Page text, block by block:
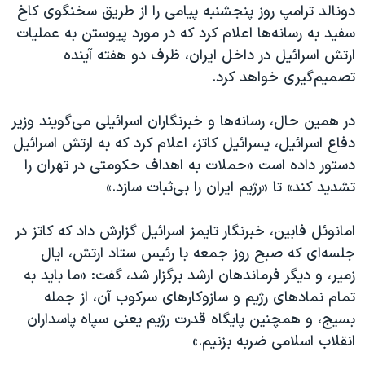
دونالد ترامپ روز پنجشنبه پیامی را از طریق سخنگوی کاخ
سفید به رسانه‌ها اعلام کرد که در مورد پیوستن به عملیات
ارتش اسرائیل در داخل ایران، ظرف دو هفته آینده
تصمیم‌گیری خواهد کرد.
در همین حال، رسانه‌ها و خبرنگاران اسرائيلی می‌گویند وزیر
دفاع اسرائیل، یسرائيل کاتز، اعلام کرد که به ارتش اسرائیل
دستور داده است «حملات به اهداف حکومتی در تهران را
تشدید کند» تا «رژیم ایران را بی‌ثبات سازد.»
امانوئل فابین، خبرنگار تایمز اسرائيل گزارش داد که کاتز در
جلسه‌ای که صبح روز جمعه با رئیس ستاد ارتش، ایال
زمیر، و دیگر فرماندهان ارشد برگزار شد، گفت: «ما باید به
تمام نمادهای رژیم و سازوکارهای سرکوب آن، از جمله
بسیج، و همچنین پایگاه قدرت رژیم یعنی سپاه پاسداران
انقلاب اسلامی ضربه بزنیم.»